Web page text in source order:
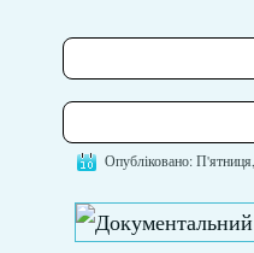
Опубліковано: